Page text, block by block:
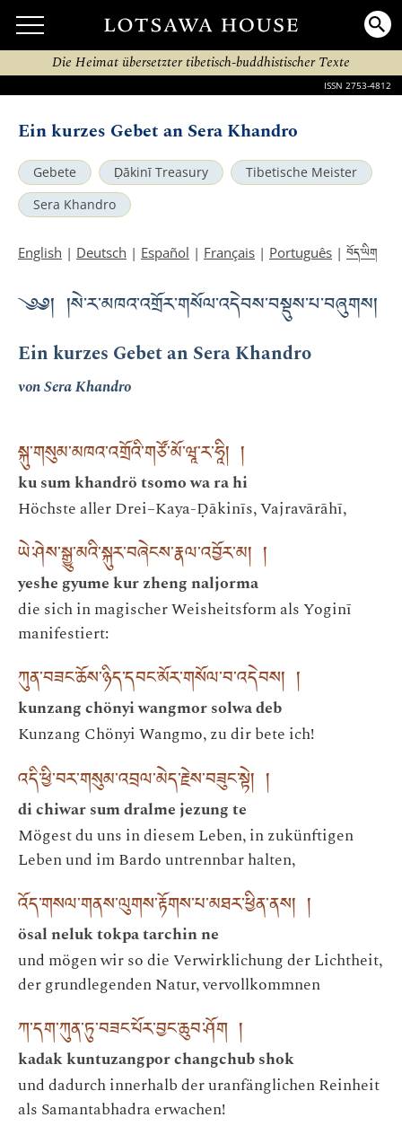
Die Heimat übersetzter tibetisch-buddhistischer Texte
ISSN 2753-4812
Ein kurzes Gebet an Sera Khandro
Gebete Ḍākinī Treasury
Tibetische Meister
Sera Khandro
English | Deutsch | Español | Français | Português | བོད་ཡིག
༄༅། །སེ་ར་མཁའ་འགྲོར་གསོལ་འདེབས་བསྡུས་པ་བཞུགས།
Ein kurzes Gebet an Sera Khandro
von Sera Khandro
སྐུ་གསུམ་མཁའ་འགྲོའི་གཙོ་མོ་ཝཱ་ར་ཧཱི། །
ku sum khandrö tsomo wa ra hi
Höchste aller Drei–Kaya-Ḍākinīs, Vajravārāhī,
ཡེ་ཤེས་སྒྱུ་མའི་སྐུར་བཞེངས་རྣལ་འབྱོར་མ། །
yeshe gyume kur zheng naljorma
die sich in magischer Weisheitsform als Yoginī
manifestiert:
ཀུན་བཟང་ཆོས་ཉིད་དབང་མོར་གསོལ་བ་འདེབས། །
kunzang chönyi wangmor solwa deb
Kunzang Chönyi Wangmo, zu dir bete ich!
འདི་ཕྱི་བར་གསུམ་འབྲལ་མེད་རྗེས་བཟུང་སྟེ། །
di chiwar sum dralme jezung te
Mögest du uns in diesem Leben, in zukünftigen
Leben und im Bardo untrennbar halten,
འོད་གསལ་གནས་ལུགས་རྟོགས་པ་མཐར་ཕྱིན་ནས། །
ösal neluk tokpa tarchin ne
und mögen wir so die Verwirklichung der Lichtheit,
der grundlegenden Natur, vervollkommnen
ཀ་དག་ཀུན་ཏུ་བཟང་པོར་བྱང་ཆུབ་ཤོག །
kadak kuntuzangpor changchub shok
und dadurch innerhalb der uranfänglichen Reinheit
als Samantabhadra erwachen!